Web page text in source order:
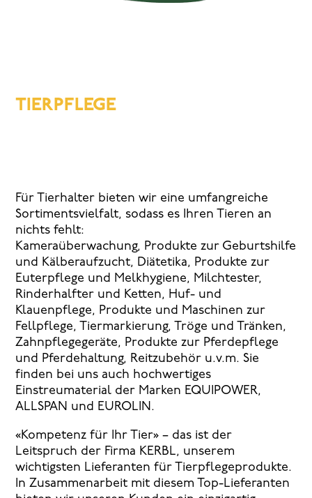
TIERPFLEGE
Für Tierhalter bieten wir eine umfangreiche
Sortimentsvielfalt, sodass es Ihren Tieren an
nichts fehlt:
Kameraüberwachung, Produkte zur Geburtshilfe
und Kälberaufzucht, Diätetika, Produkte zur
Euterpflege und Melkhygiene, Milchtester,
Rinderhalfter und Ketten, Huf- und
Klauenpflege, Produkte und Maschinen zur
Fellpflege, Tiermarkierung, Tröge und Tränken,
Zahnpflegegeräte, Produkte zur Pferdepflege
und Pferdehaltung, Reitzubehör u.v.m. Sie
finden bei uns auch hochwertiges
Einstreumaterial der Marken EQUIPOWER,
ALLSPAN und EUROLIN.
«Kompetenz für Ihr Tier» – das ist der
Leitspruch der Firma KERBL, unserem
wichtigsten Lieferanten für Tierpflegeprodukte.
In Zusammenarbeit mit diesem Top-Lieferanten